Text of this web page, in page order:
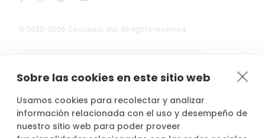
Sobre las cookies en este sitio web
Usamos cookies para recolectar y analizar
información relacionada con el uso y desempeño de
nuestro sitio web para poder proveer
© 2022-2026 Cocopool, Inc. All rights reserved.
 Anfitriones asegurados*
*Actividad, con seguro voluntario de responsabilidad civil del